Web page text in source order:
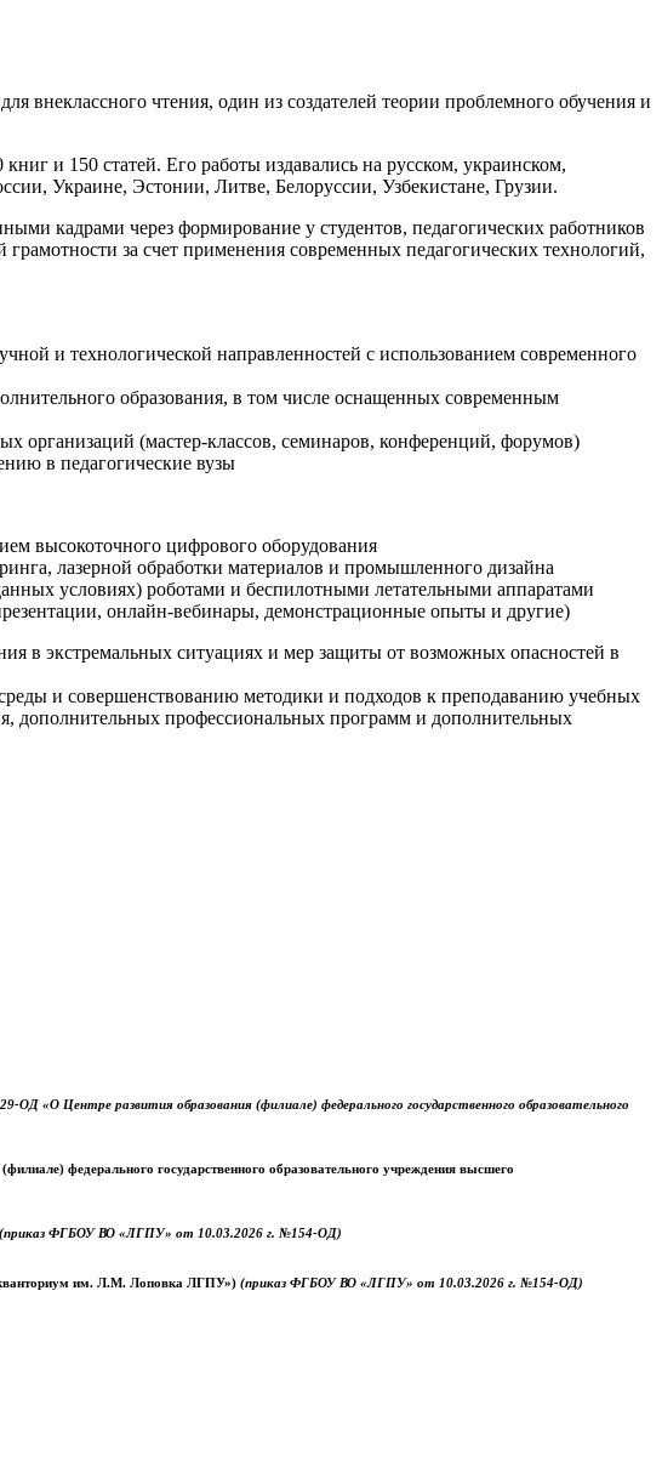
внеклассного чтения, один из создателей теории проблемного обучения и
и 150 статей. Его работы издавались на русском, украинском,
Украине, Эстонии, Литве, Белоруссии, Узбекистане, Грузии.
кадрами через формирование у студентов, педагогических работников
за счет применения современных педагогических технологий,
и технологической направленностей с использованием современного
образования, в том числе оснащенных современным
организаций (мастер-классов, семинаров, конференций, форумов)
в педагогические вузы
высокоточного цифрового оборудования
лазерной обработки материалов и промышленного дизайна
условиях) роботами и беспилотными летательными аппаратами
онлайн-вебинары, демонстрационные опыты и другие)
в экстремальных ситуациях и мер защиты от возможных опасностей в
и совершенствованию методики и подходов к преподаванию учебных
дополнительных профессиональных программ и дополнительных
«О Центре развития образования (филиале) федерального государственного образовательного
федерального государственного образовательного учреждения высшего
(приказ ФГБОУ ВО «ЛГПУ» от 10.03.2026 г. №154-ОД)
им. Л.М. Лоповка ЛГПУ») (приказ ФГБОУ ВО «ЛГПУ» от 10.03.2026 г. №154-ОД)